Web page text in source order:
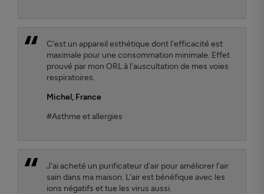
C'est un appareil esthétique dont l'efficacité est
maximale pour une consommation minimale. Effet
prouvé par mon ORL à l'auscultation de mes voies
respiratoires.
Michel, France
#Asthme et allergies
J'ai acheté un purificateur d'air pour améliorer l'air
sain dans ma maison. L'air est bénéfique avec les
ions négatifs et tue les virus aussi.